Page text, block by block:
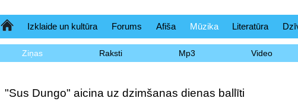
SākumlapaIzklaide un kultūra Forums Afiša Mūzika Literatūra
Ziņas Raksti Mp3 Video
"Sus Dungo" aicina uz dzimšanas dienas ballīti